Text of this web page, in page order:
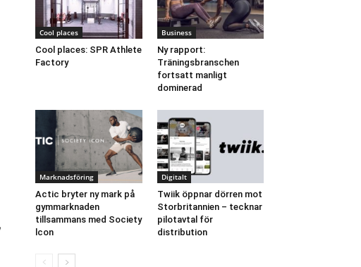
Cool places
Cool places: SPR Athlete
Factory
Business
Ny rapport:
Träningsbranschen
fortsatt manligt
dominerad
Marknadsföring
Actic bryter ny mark på
gymmarknaden
tillsammans med Society
lcon
Digitalt
Twiik öppnar dörren mot
Storbritannien – tecknar
pilotavtal för
distribution